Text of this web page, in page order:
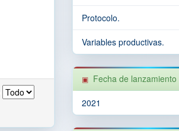
Protocolo.
Variables productivas.
Fecha de lanzamiento
2021